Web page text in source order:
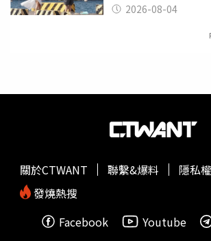
2026-08-04
關於CTWANT 聯繫&爆料
隱私
發燒熱搜
Facebook
Youtube